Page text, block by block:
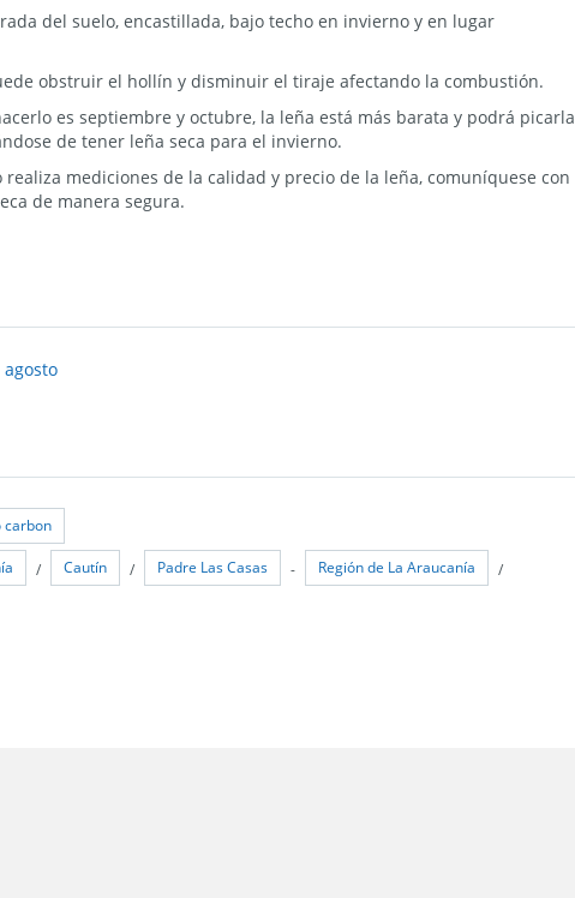
del suelo, encastillada, bajo techo en invierno y en lugar
obstruir el hollín y disminuir el tiraje afectando la combustión.
es septiembre y octubre, la leña está más barata y podrá picarla
de tener leña seca para el invierno.
mediciones de la calidad y precio de la leña, comuníquese con
de manera segura.
carbon
/ Cautín / Padre Las Casas - Región de La Araucanía /